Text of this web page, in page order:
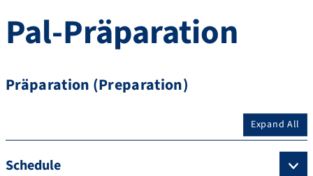
Pal-Präparation
Präparation (Preparation)
Expand All
Schedule